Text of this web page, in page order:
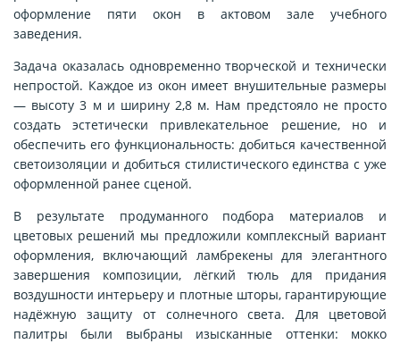
оформление пяти окон в актовом зале учебного
заведения.
Задача оказалась одновременно творческой и технически
непростой. Каждое из окон имеет внушительные размеры
— высоту 3 м и ширину 2,8 м. Нам предстояло не просто
создать эстетически привлекательное решение, но и
обеспечить его функциональность: добиться качественной
светоизоляции и добиться стилистического единства с уже
оформленной ранее сценой.
В результате продуманного подбора материалов и
цветовых решений мы предложили комплексный вариант
оформления, включающий ламбрекены для элегантного
завершения композиции, лёгкий тюль для придания
воздушности интерьеру и плотные шторы, гарантирующие
надёжную защиту от солнечного света. Для цветовой
палитры были выбраны изысканные оттенки: мокко